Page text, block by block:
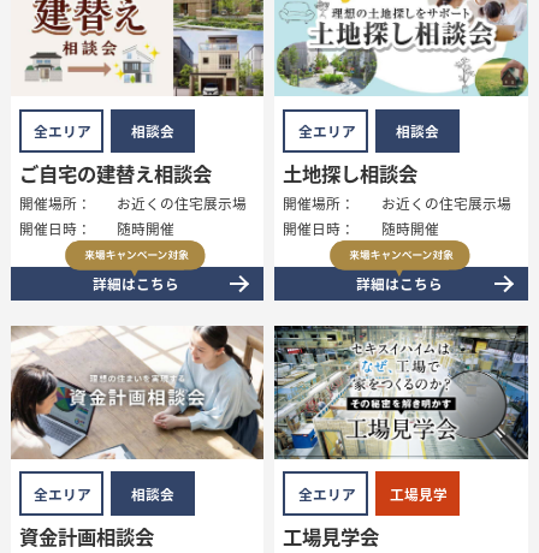
全エリア 相談会
ご自宅の建替え相談会
開催場所：
お近くの住宅展示場
開催日時：
随時開催
詳細はこちら
全エリア 相談会
土地探し相談会
開催場所：
お近くの住宅展示場
開催日時：
随時開催
詳細はこちら
全エリア 相談会
資金計画相談会
全エリア 工場見学
工場見学会